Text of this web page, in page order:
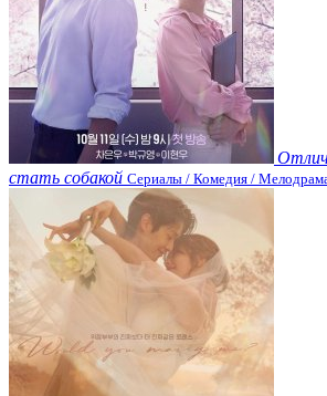
стать собакой Сериалы / Комедия /